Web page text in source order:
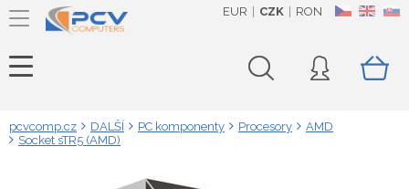
CZ EN SK
EUR CZK RON
pcvcomp.cz DALŠÍ PC komponenty Procesory
AMD
Socket sTR5 (AMD)